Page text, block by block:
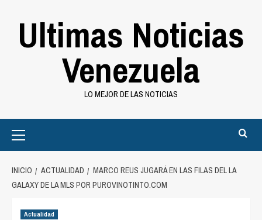
Ultimas Noticias
Venezuela
LO MEJOR DE LAS NOTICIAS
Menu
INICIO ACTUALIDAD
MARCO REUS JUGARÁ EN LAS FILAS DEL LA
GALAXY DE LA MLS POR PUROVINOTINTO.COM
Actualidad